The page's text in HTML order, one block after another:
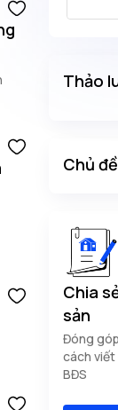
Thảo
Chủ
Chia
sản
Đóng
cách viết
BĐS